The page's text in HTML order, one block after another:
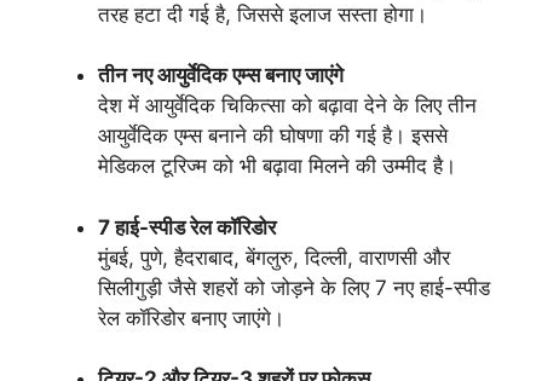
तरह हटा दी गई है, जिससे इलाज सस्ता होगा।
तीन नए आयुर्वेदिक एम्स बनाए जाएंगे
देश में आयुर्वेदिक चिकित्सा को बढ़ावा देने के लिए तीन
आयुर्वेदिक एम्स बनाने की घोषणा की गई है। इससे
मेडिकल टूरिज्म को भी बढ़ावा मिलने की उम्मीद है।
7 हाई-स्पीड रेल कॉरिडोर
मुंबई, पुणे, हैदराबाद, बेंगलुरु, दिल्ली, वाराणसी और
सिलीगुड़ी जैसे शहरों को जोड़ने के लिए 7 नए हाई-स्पीड
रेल कॉरिडोर बनाए जाएंगे।